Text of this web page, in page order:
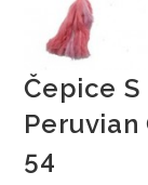
Čepice
Peruvian
54